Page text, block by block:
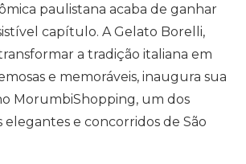
paulistana acaba de ganhar
capítulo. A Gelato Borelli,
a tradição italiana em
e memoráveis, inaugura sua
MorumbiShopping, um dos
elegantes e concorridos de São